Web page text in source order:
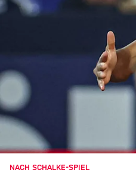
NACH SCHALKE-SPIEL